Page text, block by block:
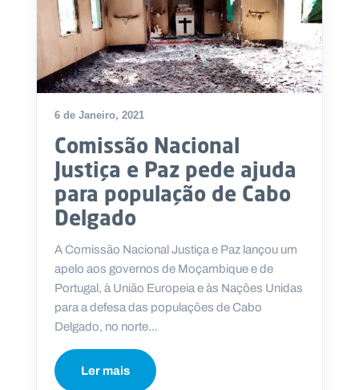
6 de Janeiro, 2021
Comissão Nacional
Justiça e Paz pede ajuda
para população de Cabo
Delgado
A Comissão Nacional Justiça e Paz lançou um
apelo aos governos de Moçambique e de
Portugal, à União Europeia e às Nações Unidas
para a defesa das populações de Cabo
Delgado, no norte...
Ler mais